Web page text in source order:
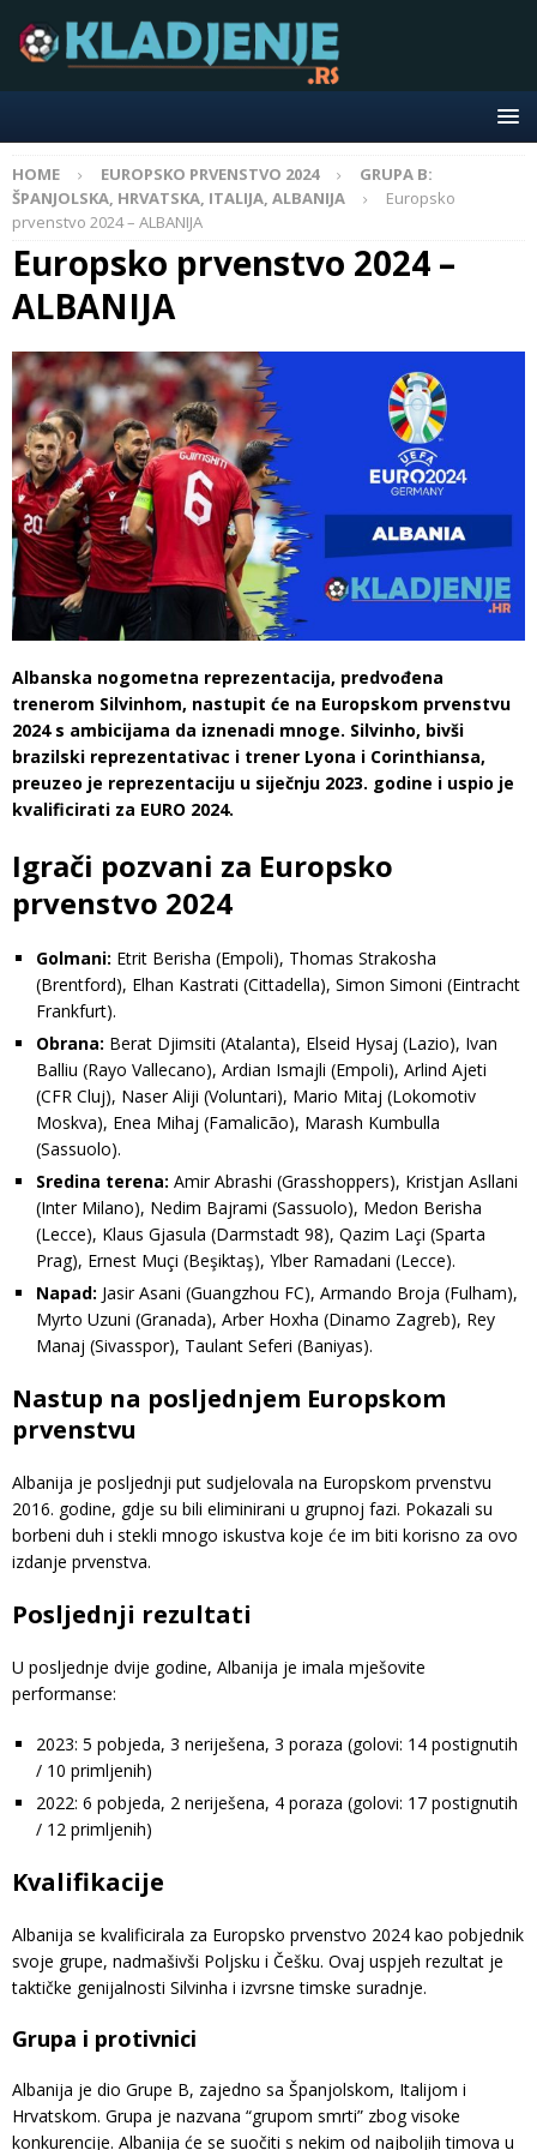
HOME EUROPSKO PRVENSTVO 2024
GRUPA B:
ŠPANJOLSKA, HRVATSKA, ITALIJA, ALBANIJA
Europsko
prvenstvo 2024 – ALBANIJA
Europsko prvenstvo 2024 –
ALBANIJA
Albanska nogometna reprezentacija, predvođena
trenerom Silvinhom, nastupit će na Europskom prvenstvu
2024 s ambicijama da iznenadi mnoge. Silvinho, bivši
brazilski reprezentativac i trener Lyona i Corinthiansa,
preuzeo je reprezentaciju u siječnju 2023. godine i uspio je
kvalificirati za EURO 2024.
Igrači pozvani za Europsko
prvenstvo 2024
Golmani: Etrit Berisha (Empoli), Thomas Strakosha
(Brentford), Elhan Kastrati (Cittadella), Simon Simoni (Eintracht
Frankfurt).
Obrana: Berat Djimsiti (Atalanta), Elseid Hysaj (Lazio), Ivan
Balliu (Rayo Vallecano), Ardian Ismajli (Empoli), Arlind Ajeti
(CFR Cluj), Naser Aliji (Voluntari), Mario Mitaj (Lokomotiv
Moskva), Enea Mihaj (Famalicão), Marash Kumbulla
(Sassuolo).
Sredina terena: Amir Abrashi (Grasshoppers), Kristjan Asllani
(Inter Milano), Nedim Bajrami (Sassuolo), Medon Berisha
(Lecce), Klaus Gjasula (Darmstadt 98), Qazim Laçi (Sparta
Prag), Ernest Muçi (Beşiktaş), Ylber Ramadani (Lecce).
Napad: Jasir Asani (Guangzhou FC), Armando Broja (Fulham),
Myrto Uzuni (Granada), Arber Hoxha (Dinamo Zagreb), Rey
Manaj (Sivasspor), Taulant Seferi (Baniyas).
Nastup na posljednjem Europskom
prvenstvu
Albanija je posljednji put sudjelovala na Europskom prvenstvu
2016. godine, gdje su bili eliminirani u grupnoj fazi. Pokazali su
borbeni duh i stekli mnogo iskustva koje će im biti korisno za ovo
izdanje prvenstva.
Posljednji rezultati
U posljednje dvije godine, Albanija je imala mješovite
performanse:
2023: 5 pobjeda, 3 neriješena, 3 poraza (golovi: 14 postignutih
/ 10 primljenih)
2022: 6 pobjeda, 2 neriješena, 4 poraza (golovi: 17 postignutih
/ 12 primljenih)
Kvalifikacije
Albanija se kvalificirala za Europsko prvenstvo 2024 kao pobjednik
svoje grupe, nadmašivši Poljsku i Češku. Ovaj uspjeh rezultat je
taktičke genijalnosti Silvinha i izvrsne timske suradnje.
Grupa i protivnici
Albanija je dio Grupe B, zajedno sa Španjolskom, Italijom i
Hrvatskom. Grupa je nazvana “grupom smrti” zbog visoke
konkurencije. Albanija će se suočiti s nekim od najboljih timova u